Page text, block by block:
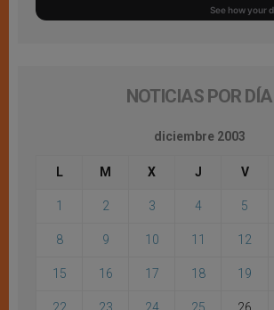
NOTICIAS POR DÍA
diciembre 2003
L M X J V
1 2 3 4 5
8 9 10 11 12
15 16 17 18 19